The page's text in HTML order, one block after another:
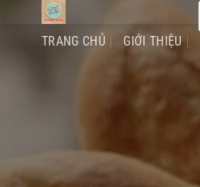
TRANG CHỦ GIỚI THIỆU